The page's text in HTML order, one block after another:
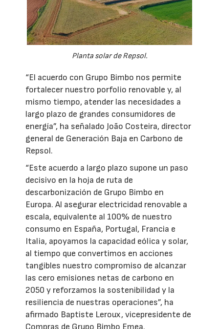
Planta solar de Repsol.
“El acuerdo con Grupo Bimbo nos permite
fortalecer nuestro porfolio renovable y, al
mismo tiempo, atender las necesidades a
largo plazo de grandes consumidores de
energía”, ha señalado João Costeira, director
general de Generación Baja en Carbono de
Repsol.
“Este acuerdo a largo plazo supone un paso
decisivo en la hoja de ruta de
descarbonización de Grupo Bimbo en
Europa. Al asegurar electricidad renovable a
escala, equivalente al 100% de nuestro
consumo en España, Portugal, Francia e
Italia, apoyamos la capacidad eólica y solar,
al tiempo que convertimos en acciones
tangibles nuestro compromiso de alcanzar
las cero emisiones netas de carbono en
2050 y reforzamos la sostenibilidad y la
resiliencia de nuestras operaciones”, ha
afirmado Baptiste Leroux, vicepresidente de
Compras de Grupo Bimbo Emea.